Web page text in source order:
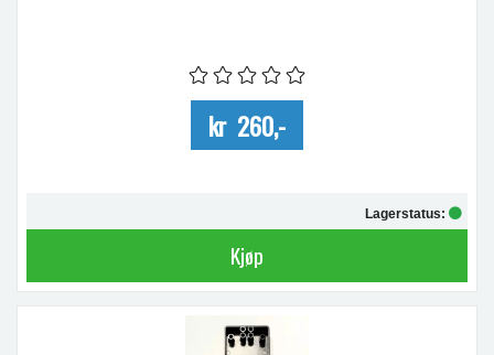
kr 260,-
Lagerstatus:
Kjøp